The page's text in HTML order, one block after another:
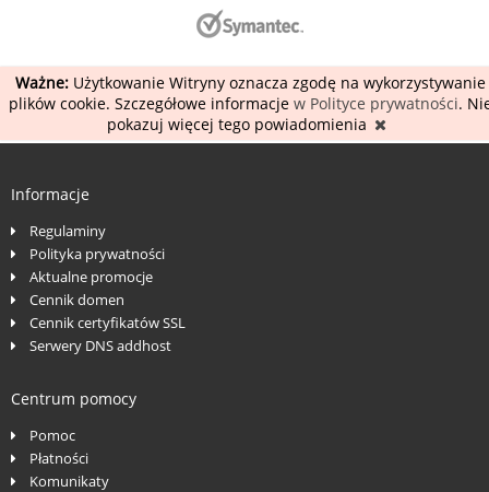
Ważne:Użytkowanie Witryny oznacza zgodę na wykorzystywanie
plików cookie. Szczegółowe informacje w Polityce prywatności.
pokazuj więcej tego powiadomienia
Informacje
Regulaminy
Polityka prywatności
Aktualne promocje
Cennik domen
Cennik certyfikatów SSL
Serwery DNS addhost
Centrum pomocy
Pomoc
Płatności
Komunikaty